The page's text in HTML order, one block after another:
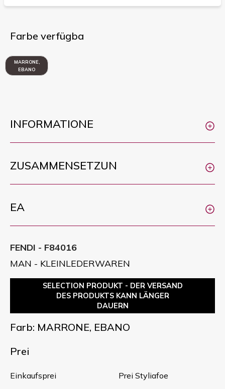
Farbe verfügba
MARRONE,
EBANO
INFORMATIONE
ZUSAMMENSETZUN
EA
FENDI - F84016
MAN - KLEINLEDERWAREN
SELECTION PRODUKT - DER VERSAND
DES PRODUKTS KANN LÄNGER
DAUERN
Farb: MARRONE, EBANO
Prei
Einkaufsprei Prei Styliafoe